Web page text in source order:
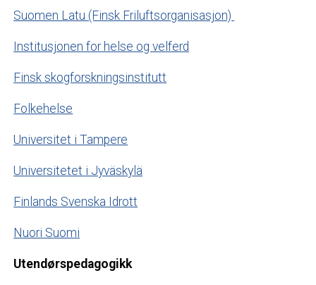
Suomen Latu (Finsk Friluftsorganisasjon)
Institusjonen for helse og velferd
Finsk skogforskningsinstitutt
Folkehelse
Universitet i Tampere
Universitetet i Jyväskylä
Finlands Svenska Idrott
Nuori Suomi
Utendørspedagogikk